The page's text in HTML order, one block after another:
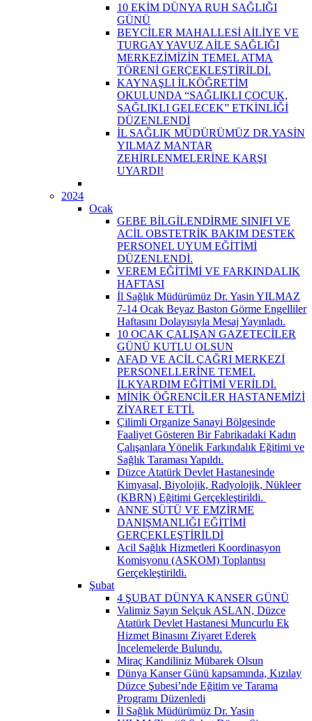
10 EKİM DÜNYA RUH SAĞLIĞI
GÜNÜ
BEYCİLER MAHALLESİ AİLİYE VE
TURGAY YAVUZ AİLE SAĞLIĞI
MERKEZİMİZİN TEMEL ATMA
TÖRENİ GERÇEKLEŞTİRİLDİ.
KAYNAŞLI İLKÖĞRETİM
OKULUNDA “SAĞLIKLI ÇOCUK,
SAĞLIKLI GELECEK” ETKİNLİĞİ
DÜZENLENDİ
İL SAĞLIK MÜDÜRÜMÜZ DR.YASİN
YILMAZ MANTAR
ZEHİRLENMELERİNE KARŞI
UYARDI!
2024
Ocak
GEBE BİLGİLENDİRME SINIFI VE
ACİL OBSTETRİK BAKIM DESTEK
PERSONEL UYUM EĞİTİMİ
DÜZENLENDİ.
VEREM EĞİTİMİ VE FARKINDALIK
HAFTASI
İl Sağlık Müdürümüz Dr. Yasin YILMAZ
7-14 Ocak Beyaz Baston Görme Engelliler
Haftasını Dolayısıyla Mesaj Yayınladı.
10 OCAK ÇALIŞAN GAZETECİLER
GÜNÜ KUTLU OLSUN
AFAD VE ACİL ÇAĞRI MERKEZİ
PERSONELLERİNE TEMEL
İLKYARDIM EĞİTİMİ VERİLDİ.
MİNİK ÖĞRENCİLER HASTANEMİZİ
ZİYARET ETTİ.
Çilimli Organize Sanayi Bölgesinde
Faaliyet Gösteren Bir Fabrikadaki Kadın
Çalışanlara Yönelik Farkındalık Eğitimi ve
Sağlık Taraması Yapıldı.
Düzce Atatürk Devlet Hastanesinde
Kimyasal, Biyolojik, Radyolojik, Nükleer
(KBRN) Eğitimi Gerçekleştirildi. ​
ANNE SÜTÜ VE EMZİRME
DANIŞMANLIĞI EĞİTİMİ
GERÇEKLEŞTİRİLDİ
Acil Sağlık Hizmetleri Koordinasyon
Komisyonu (ASKOM) Toplantısı
Gerçekleştirildi.
Şubat
4 ŞUBAT DÜNYA KANSER GÜNÜ
Valimiz Sayın Selçuk ASLAN, Düzce
Atatürk Devlet Hastanesi Muncurlu Ek
Hizmet Binasını Ziyaret Ederek
İncelemelerde Bulundu.
Miraç Kandiliniz Mübarek Olsun
Dünya Kanser Günü kapsamında, Kızılay
Düzce Şubesi’nde Eğitim ve Tarama
Programı Düzenledi
İl Sağlık Müdürümüz Dr. Yasin